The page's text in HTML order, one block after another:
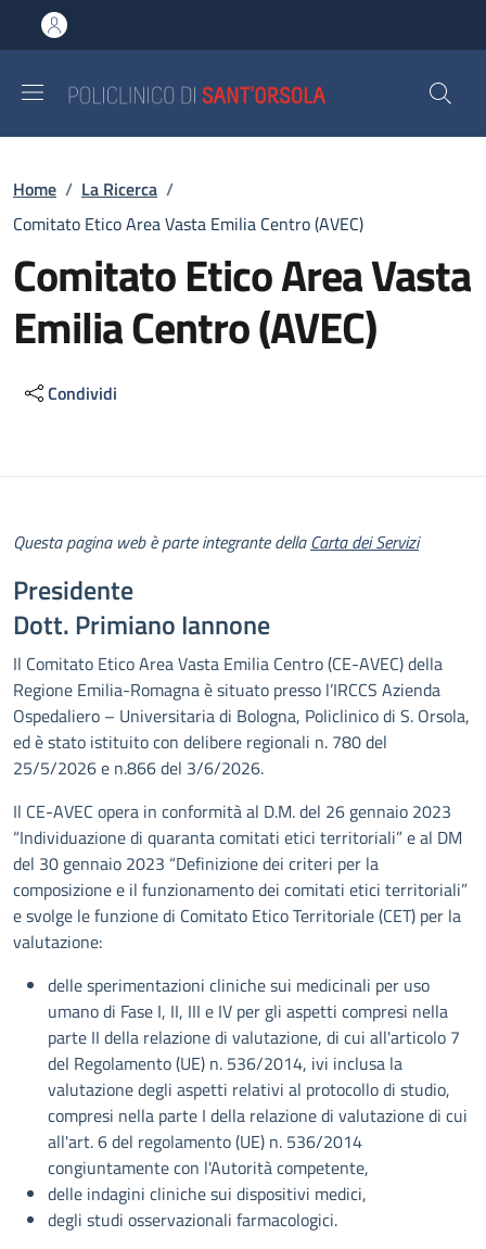
al contenuto principale
to footer content
Briciole di pane
Home / La Ricerca /
Comitato Etico Area Vasta Emilia Centro (AVEC)
Comitato Etico Area Vasta
Emilia Centro (AVEC)
Condividi
Descrizione
Questa pagina web è parte integrante dellaCarta dei Servizi
Presidente
Dott. Primiano Iannone
Il Comitato Etico Area Vasta Emilia Centro (CE-AVEC) della
Regione Emilia-Romagna è situato presso l’IRCCS Azienda
Ospedaliero – Universitaria di Bologna, Policlinico di S. Orsola,
ed è stato istituito con delibere regionali n. 780 del
25/5/2026 e n.866 del 3/6/2026.
Il CE-AVEC opera in conformità al D.M. del 26 gennaio 2023
“Individuazione di quaranta comitati etici territoriali” e al DM
del 30 gennaio 2023 “Definizione dei criteri per la
composizione e il funzionamento dei comitati etici territoriali”
e svolge le funzione di Comitato Etico Territoriale (CET) per la
valutazione:
delle sperimentazioni cliniche sui medicinali per uso
umano di Fase I, II, III e IV per gli aspetti compresi nella
parte II della relazione di valutazione, di cui all'articolo 7
del Regolamento (UE) n. 536/2014, ivi inclusa la
valutazione degli aspetti relativi al protocollo di studio,
compresi nella parte I della relazione di valutazione di cui
all'art. 6 del regolamento (UE) n. 536/2014
congiuntamente con l'Autorità competente,
delle indagini cliniche sui dispositivi medici,
degli studi osservazionali farmacologici.